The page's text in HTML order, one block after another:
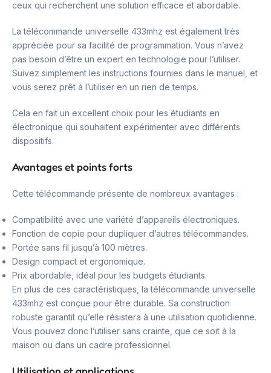
ceux qui recherchent une solution efficace et abordable.
La télécommande universelle 433mhz est également très
appréciée pour sa facilité de programmation. Vous n’avez
pas besoin d’être un expert en technologie pour l’utiliser.
Suivez simplement les instructions fournies dans le manuel, et
vous serez prêt à l’utiliser en un rien de temps.
Cela en fait un excellent choix pour les étudiants en
électronique qui souhaitent expérimenter avec différents
dispositifs.
Avantages et points forts
Cette télécommande présente de nombreux avantages :
Compatibilité avec une variété d’appareils électroniques.
Fonction de copie pour dupliquer d’autres télécommandes.
Portée sans fil jusqu’à 100 mètres.
Design compact et ergonomique.
Prix abordable, idéal pour les budgets étudiants.
En plus de ces caractéristiques, la télécommande universelle
433mhz est conçue pour être durable. Sa construction
robuste garantit qu’elle résistera à une utilisation quotidienne.
Vous pouvez donc l’utiliser sans crainte, que ce soit à la
maison ou dans un cadre professionnel.